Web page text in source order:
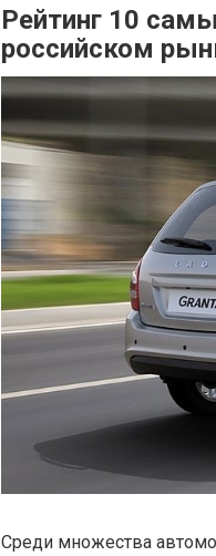
Рейтинг 10
российском
Среди множества